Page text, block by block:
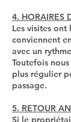
4. HORAIRES
Les visites
conviennent
avec un
Toutefois
plus régulier
passage.
5. RETOUR
Si le